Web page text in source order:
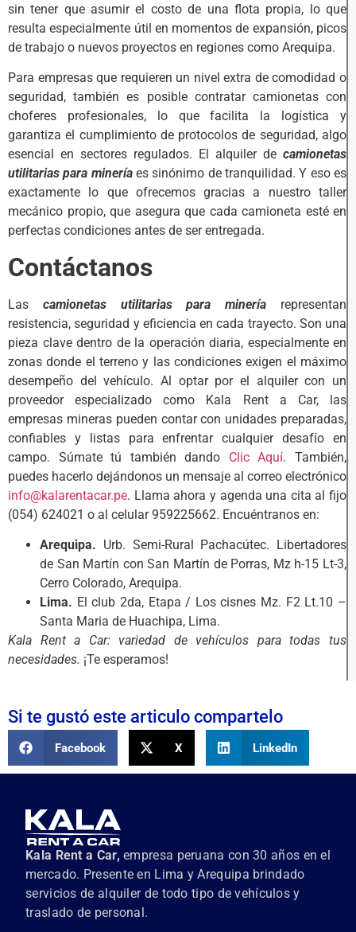
sin tener que asumir el costo de una flota propia, lo que
resulta especialmente útil en momentos de expansión, picos
de trabajo o nuevos proyectos en regiones como Arequipa.
Para empresas que requieren un nivel extra de comodidad o
seguridad, también es posible contratar camionetas con
choferes profesionales, lo que facilita la logística y
garantiza el cumplimiento de protocolos de seguridad, algo
esencial en sectores regulados. El alquiler de camionetas
utilitarias para mineríaes sinónimo de tranquilidad. Y eso es
exactamente lo que ofrecemos gracias a nuestro taller
mecánico propio, que asegura que cada camioneta esté en
perfectas condiciones antes de ser entregada.
Contáctanos
Las camionetas utilitarias para minería representan
resistencia, seguridad y eficiencia en cada trayecto. Son una
pieza clave dentro de la operación diaria, especialmente en
zonas donde el terreno y las condiciones exigen el máximo
desempeño del vehículo. Al optar por el alquiler con un
proveedor especializado como Kala Rent a Car, las
empresas mineras pueden contar con unidades preparadas,
confiables y listas para enfrentar cualquier desafío en
campo. Súmate tú también dando Clic Aquí. También,
puedes hacerlo dejándonos un mensaje al correo electrónico
info@kalarentacar.pe. Llama ahora y agenda una cita al fijo
(054) 624021 o al celular 959225662. Encuéntranos en:
Arequipa. Urb. Semi-Rural Pachacútec. Libertadores
de San Martín con San Martín de Porras, Mz h-15 Lt-3,
Cerro Colorado, Arequipa.
Lima. El club 2da, Etapa / Los cisnes Mz. F2 Lt.10 –
Santa Maria de Huachipa, Lima.
Kala Rent a Car: variedad de vehículos para todas tus
necesidades. ¡Te esperamos!
Si te gustó este articulo compartelo
Facebook X LinkedIn
Kala Rent a Car, empresa peruana con 30 años en el
mercado. Presente en Lima y Arequipa brindado
servicios de alquiler de todo tipo de vehículos y
traslado de personal.